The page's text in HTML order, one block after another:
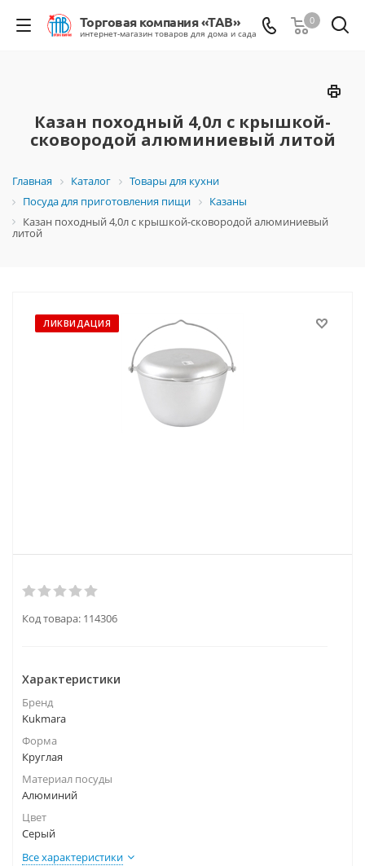
0
Казан походный 4,0л с крышкой-
сковородой алюминиевый литой
Главная Каталог
Товары для кухни
Посуда для приготовления пищи
Казаны
Казан походный 4,0л с крышкой-сковородой алюминиевый
литой
ЛИКВИДАЦИЯ
Код товара: 114306
Характеристики
Бренд
Kukmara
Форма
Круглая
Материал посуды
Алюминий
Цвет
Серый
Все характеристики